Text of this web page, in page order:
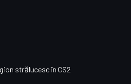
strălucesc în CS2